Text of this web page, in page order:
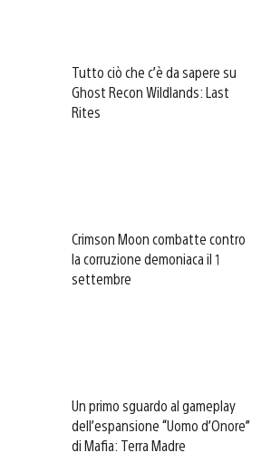
Tutto ciò che c’è da sapere su
Ghost Recon Wildlands: Last
Rites
Crimson Moon combatte contro
la corruzione demoniaca il 1
settembre
Un primo sguardo al gameplay
dell’espansione “Uomo d’Onore”
di Mafia: Terra Madre